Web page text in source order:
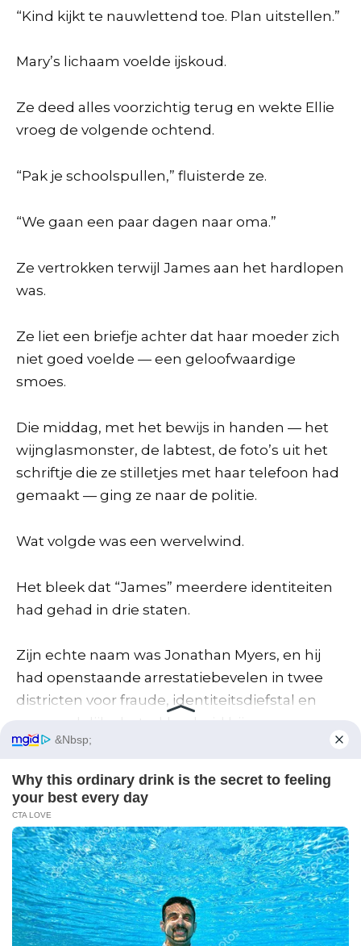
“Kind kijkt te nauwlettend toe. Plan uitstellen.”
Mary’s lichaam voelde ijskoud.
Ze deed alles voorzichtig terug en wekte Ellie
vroeg de volgende ochtend.
“Pak je schoolspullen,” fluisterde ze.
“We gaan een paar dagen naar oma.”
Ze vertrokken terwijl James aan het hardlopen
was.
Ze liet een briefje achter dat haar moeder zich
niet goed voelde — een geloofwaardige
smoes.
Die middag, met het bewijs in handen — het
wijnglasmonster, de labtest, de foto’s uit het
schriftje die ze stilletjes met haar telefoon had
gemaakt — ging ze naar de politie.
Wat volgde was een wervelwind.
Het bleek dat “James” meerdere identiteiten
had gehad in drie staten.
Zijn echte naam was Jonathan Myers, en hij
had openstaande arrestatiebevelen in twee
districten voor fraude, identiteitsdiefstal en
vermissingszaak.
De politie viel hun huis binnen twee dagen
later binnen.
Ze vonden meer slaapmiddelen verborgen in
zijn auto, samen met wegwerpphones,
pruiken en een vals paspoort.